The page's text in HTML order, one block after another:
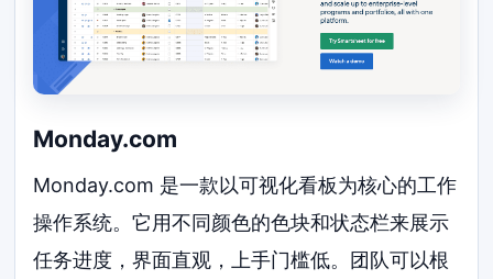
Monday.com
Monday.com 是一款以可视化看板为核心的工作
操作系统。它用不同颜色的色块和状态栏来展示
任务进度，界面直观，上手门槛低。团队可以根